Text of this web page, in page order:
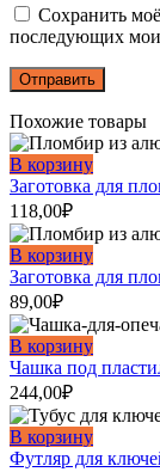
Сохранить
последующих
Похожие товары
В корзину
Заготовка для
118,00₽
В корзину
Заготовка для
89,00₽
В корзину
Чашка под
244,00₽
В корзину
Футляр для